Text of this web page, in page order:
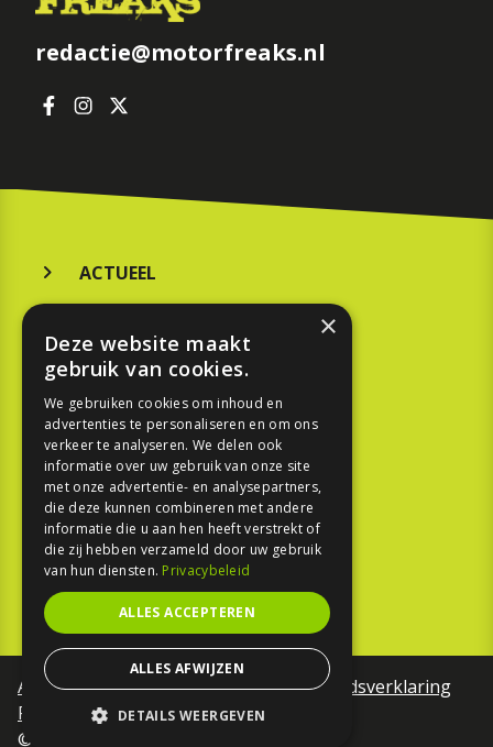
redactie@motorfreaks.nl
ACTUEEL
KOOPGIDS
TESTEN
SPORT
REPORTAGE
TOUREN
NIEUWSBRIEF
Algemene voorwaardenToegankelijkheidsverklaring
Privacy Policy
©Motorfreaks 2026
×
Deze website maakt
gebruik van cookies.
We gebruiken cookies om inhoud en
advertenties te personaliseren en om ons
verkeer te analyseren. We delen ook
informatie over uw gebruik van onze site
met onze advertentie- en analysepartners,
die deze kunnen combineren met andere
informatie die u aan hen heeft verstrekt of
die zij hebben verzameld door uw gebruik
van hun diensten. Privacybeleid
ALLES ACCEPTEREN
ALLES AFWIJZEN
DETAILS WEERGEVEN